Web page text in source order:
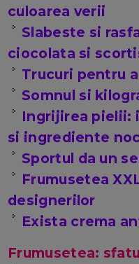
culoarea verii
Slabeste si
ciocolata si
Trucuri pentru
Somnul si
Ingrijirea pielii:
si ingrediente
Sportul da un
Frumusetea
designerilor
Exista crema
Frumusetea: